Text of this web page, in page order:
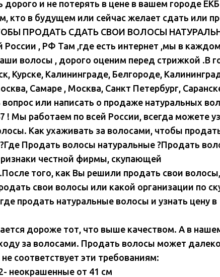
дорого и не потерять в цене в вашем городе
кто в будущем или сейчас желает сдать или
ПРОДАТЬ СДАТЬ СВОИ ВОЛОСЫ
России , РФ Там ,где есть интернет ,мы в
волосы , дорого оценим перед стрижкой .В
Курске, Калининграде, Белгороде,
Самаре , Москва, Санкт Петербург,
или написать о продаже натуральных
! Мы работаем по всей России, всегда можете
Как ухаживать за волосами, чтобы
Продать волосы натуральные ?Продать
честной фирмы, скупающей
того, как Вы решили продать свои волосы,
свои волосы или какой организации по
продать натуральные волосы и узнать цену в
дороже тот, что выше качеством. А в
за волосами. Продать волосы может
соответствует эти требованиям:
неокрашенные от 41 см